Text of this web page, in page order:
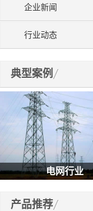
企业新闻
行业动态
典型案例
电网行业
产品推荐